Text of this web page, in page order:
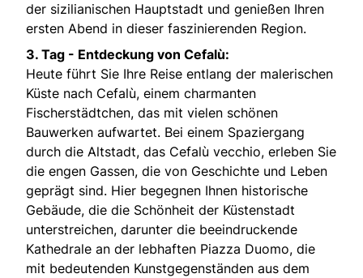
der sizilianischen Hauptstadt und genießen Ihren
ersten Abend in dieser faszinierenden Region.
3. Tag - Entdeckung von Cefalù:
Heute führt Sie Ihre Reise entlang der malerischen
Küste nach Cefalù, einem charmanten
Fischerstädtchen, das mit vielen schönen
Bauwerken aufwartet. Bei einem Spaziergang
durch die Altstadt, das Cefalù vecchio, erleben Sie
die engen Gassen, die von Geschichte und Leben
geprägt sind. Hier begegnen Ihnen historische
Gebäude, die die Schönheit der Küstenstadt
unterstreichen, darunter die beeindruckende
Kathedrale an der lebhaften Piazza Duomo, die
mit bedeutenden Kunstgegenständen aus dem